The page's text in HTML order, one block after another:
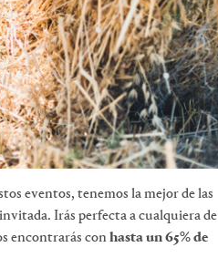
eventos, tenemos la mejor de las
Irás perfecta a cualquiera de
encontrarás conhasta un 65% de